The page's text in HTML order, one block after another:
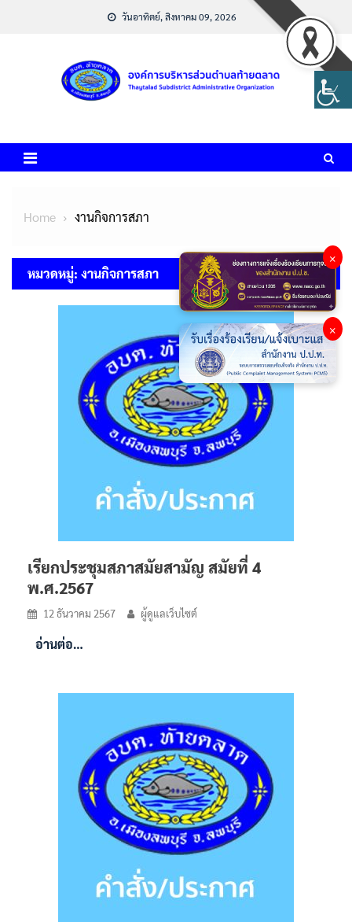
วันอาทิตย์, สิงหาคม 09, 2026
Home งานกิจการสภา
หมวดหมู่: งานกิจการสภา
เรียกประชุมสภาสมัยสามัญ สมัยที่ 4
พ.ศ.2567
12 ธันวาคม 2567 ผู้ดูแลเว็บไซต์
อ่านต่อ…
×
×